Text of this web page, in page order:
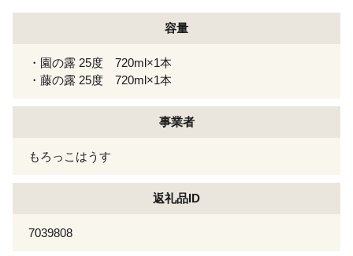
容量
・園の露 25度 720ml×1本
・藤の露 25度 720ml×1本
事業者
もろっこはうす
返礼品ID
7039808